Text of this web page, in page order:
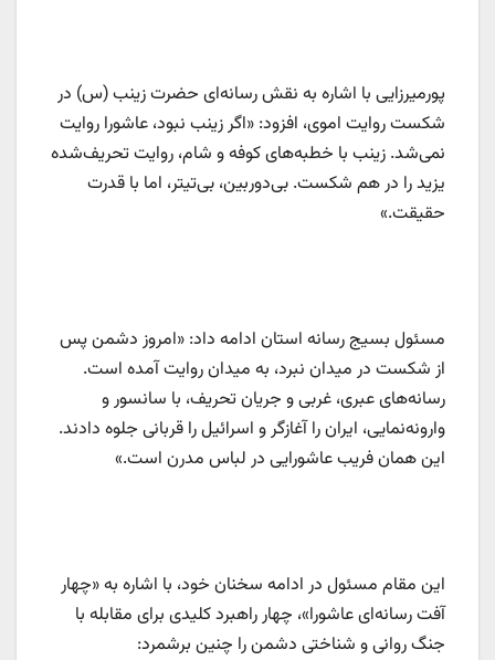
پورمیرزایی با اشاره به نقش رسانه‌ای حضرت زینب (س) در
شکست روایت اموی، افزود: «اگر زینب نبود، عاشورا روایت
نمی‌شد. زینب با خطبه‌های کوفه و شام، روایت تحریف‌شده
یزید را در هم شکست. بی‌دوربین، بی‌تیتر، اما با قدرت
حقیقت.»
مسئول بسیج رسانه استان ادامه داد: «امروز دشمن پس
از شکست در میدان نبرد، به میدان روایت آمده است.
رسانه‌های عبری، غربی و جریان تحریف، با سانسور و
وارونه‌نمایی، ایران را آغازگر و اسرائیل را قربانی جلوه دادند.
این همان فریب عاشورایی در لباس مدرن است.»
این مقام مسئول در ادامه سخنان خود، با اشاره به «چهار
آفت رسانه‌ای عاشورا»، چهار راهبرد کلیدی برای مقابله با
جنگ روانی و شناختی دشمن را چنین برشمرد: